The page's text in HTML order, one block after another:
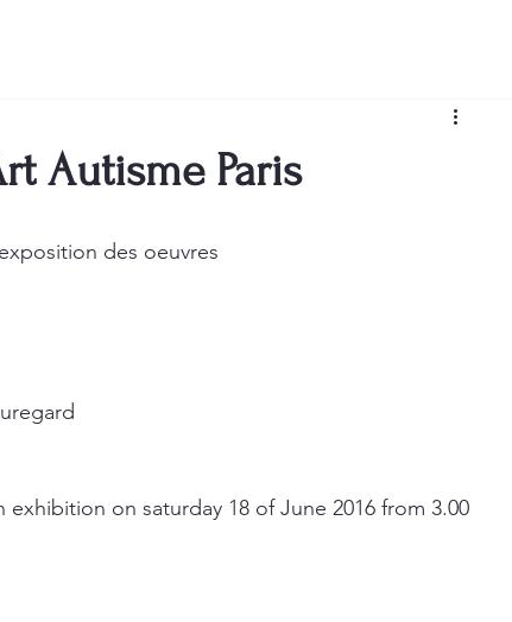
Autisme Paris
des oeuvres
on saturday 18 of June 2016 from 3.00